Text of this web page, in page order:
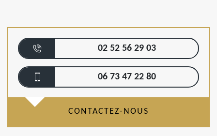
02 52 56 29 03
06 73 47 22 80
CONTACTEZ-NOUS